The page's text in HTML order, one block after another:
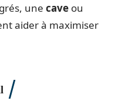
une cave ou
aider à maximiser